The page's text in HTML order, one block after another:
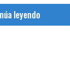
leyendo